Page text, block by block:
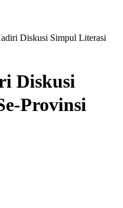
Diskusi Simpul Literasi
Diskusi
Provinsi